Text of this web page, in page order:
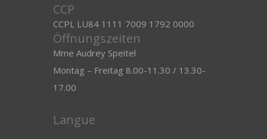
CCP
CCPL LU84 1111 7009 1792 0000
Öffnungszeiten
Mme Audrey Speitel
Montag – Freitag 8.00-11.30 / 13.30-
17.00
Langue